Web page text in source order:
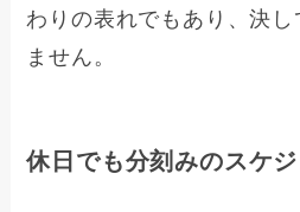
わりの表れでもあり、決
ません。
休日でも分刻みのスケ